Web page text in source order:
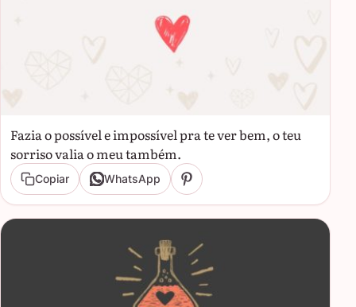
Fazia o possível e impossível pra te ver bem, o teu
sorriso valia o meu também.
Copiar WhatsApp